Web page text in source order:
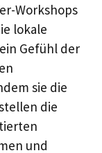
Workshops
lokale
Gefühl der
sie die
die
und